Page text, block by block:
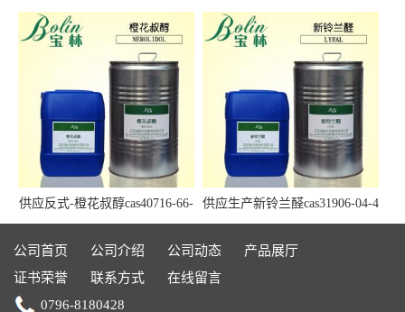
优惠
97.5%+
供应反式-橙花叔醇cas40716-66-
3现货
供应生产新铃兰醛cas31906-04-4
现货Lyral
公司首页 公司介绍 公司动态
产品展厅
证书荣誉
联系方式
在线留言
0796-8180428